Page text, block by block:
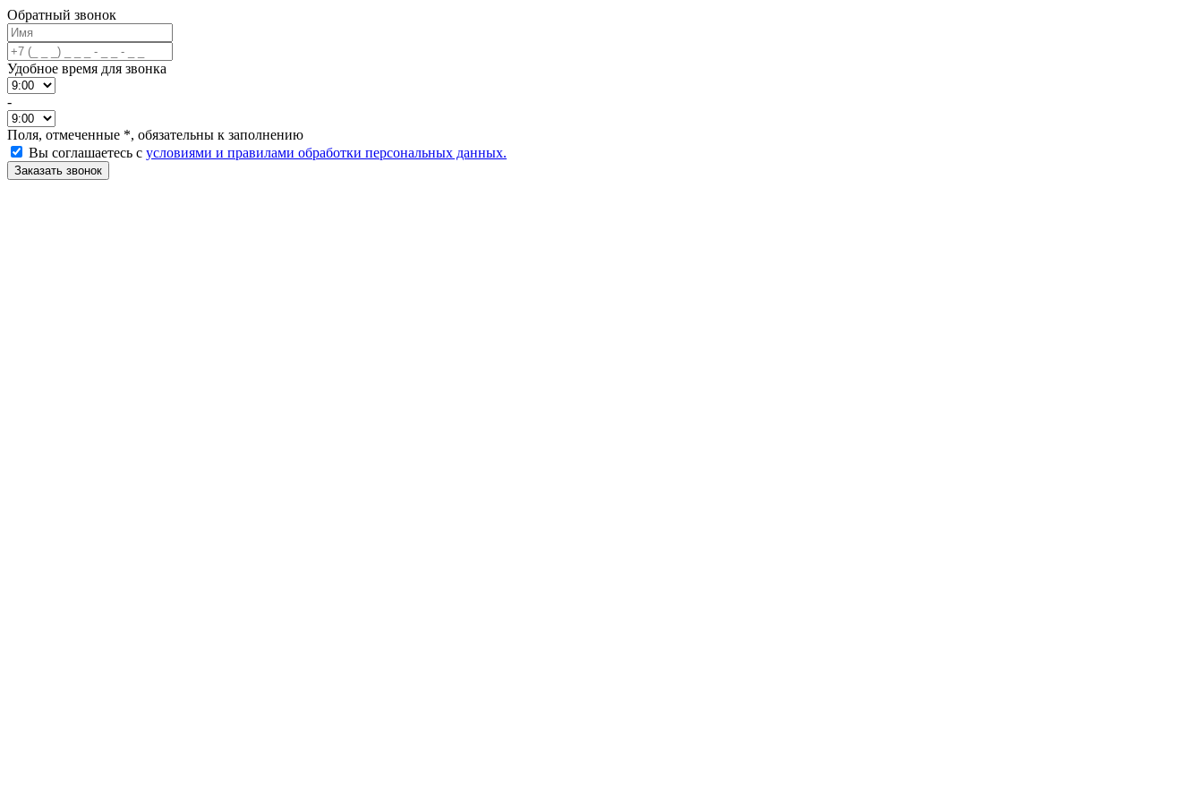
Обратный звонок
Удобное время для звонка
-
Поля, отмеченные *, обязательны к заполнению
Вы соглашаетесь с условиями и правилами обработки персональных данных.
Заказать звонок